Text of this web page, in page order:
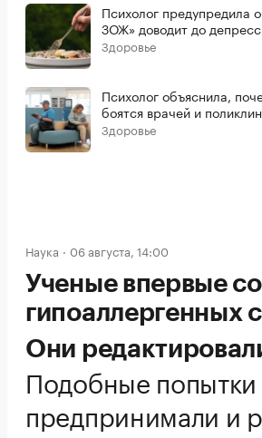
Психолог предупредила
ЗОЖ» доводит до
Здоровье
Психолог объяснила,
боятся врачей и
Здоровье
Наука 06 августа, 14:00
Ученые впервые
гипоаллергенных
Они
Подобные
предпринимали и